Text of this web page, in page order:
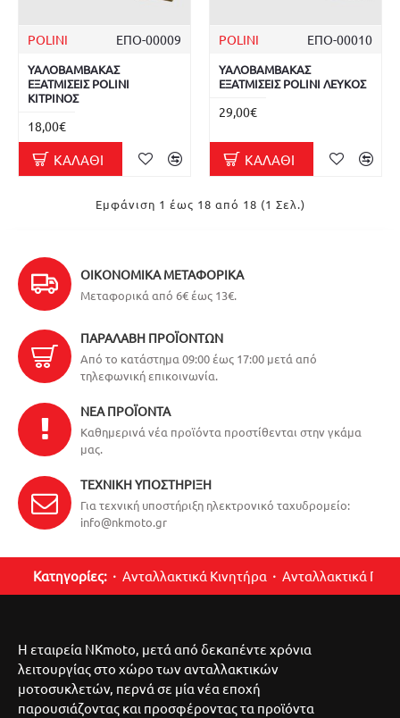
POLINI ΕΠΟ-00009
ΥΑΛΟΒΑΜΒΑΚΑΣ
ΕΞΑΤΜΙΣΕΙΣ POLINI
ΚΙΤΡΙΝΟΣ
18,00€
ΚΑΛΆΘΙ
POLINI ΕΠΟ-00010
ΥΑΛΟΒΑΜΒΑΚΑΣ
ΕΞΑΤΜΙΣΕΙΣ POLINI ΛΕΥΚΟΣ
29,00€
ΚΑΛΆΘΙ
Εμφάνιση 1 έως 18 από 18 (1 Σελ.)
ΟΙΚΟΝΟΜΙΚΆ ΜΕΤΑΦΟΡΙΚΆ
Μεταφορικά από 6€ έως 13€.
ΠΑΡΑΛΑΒΉ ΠΡΟΪΌΝΤΩΝ
Από το κατάστημα 09:00 έως 17:00 μετά από
τηλεφωνική επικοινωνία.
ΝΈΑ ΠΡΟΪΌΝΤΑ
Καθημερινά νέα προϊόντα προστίθενται στην γκάμα
μας.
ΤΕΧΝΙΚΉ ΥΠΟΣΤΉΡΙΞΗ
Για τεχνική υποστήριξη ηλεκτρονικό ταχυδρομείο:
info@nkmoto.gr
Κατηγορίες: Ανταλλακτικά Κινητήρα Ανταλλακτικά
Η εταιρεία NKmoto, μετά από δεκαπέντε χρόνια
λειτουργίας στο χώρο των ανταλλακτικών
μοτοσυκλετών, περνά σε μία νέα εποχή
παρουσιάζοντας και προσφέροντας τα προϊόντα